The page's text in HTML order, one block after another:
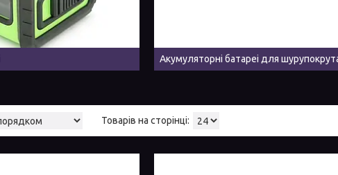
Акумуляторні батареі для